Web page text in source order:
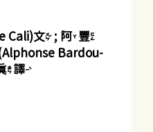
Cali)文 ; 阿豐
Bardou-
譯